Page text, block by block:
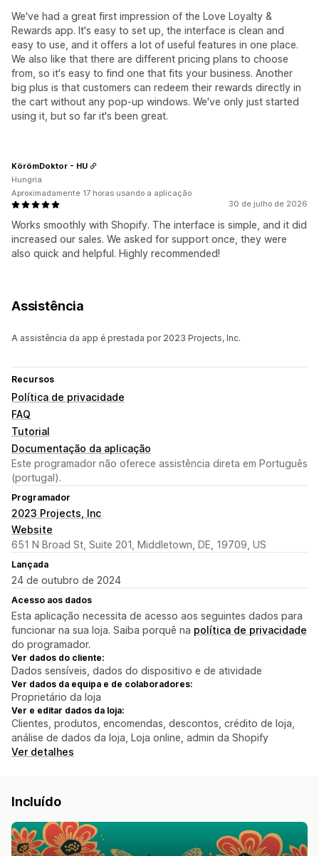
We've had a great first impression of the Love Loyalty &
Rewards app. It's easy to set up, the interface is clean and
easy to use, and it offers a lot of useful features in one place.
We also like that there are different pricing plans to choose
from, so it's easy to find one that fits your business. Another
big plus is that customers can redeem their rewards directly in
the cart without any pop-up windows. We've only just started
using it, but so far it's been great.
30 de julho de 2026
Works smoothly with Shopify. The interface is simple, and it did
increased our sales. We asked for support once, they were
also quick and helpful. Highly recommended!
KörömDoktor - HU
Hungria
Aproximadamente 17 horas usando a aplicação
Assistência
A assistência da app é prestada por 2023 Projects, Inc.
Recursos
Política de privacidade
FAQ
Tutorial
Documentação da aplicação
Este programador não oferece assistência direta em Português
(portugal).
Programador
2023 Projects, Inc
Website
651 N Broad St, Suite 201, Middletown, DE, 19709, US
Lançada
24 de outubro de 2024
Acesso aos dados
Esta aplicação necessita de acesso aos seguintes dados para
funcionar na sua loja. Saiba porquê na política de privacidade
do programador.
Ver dados do cliente:
Dados sensíveis, dados do dispositivo e de atividade
Ver dados da equipa e de colaboradores:
Proprietário da loja
Ver e editar dados da loja:
Clientes, produtos, encomendas, descontos, crédito de loja,
análise de dados da loja, Loja online, admin da Shopify
Ver detalhes
Incluído